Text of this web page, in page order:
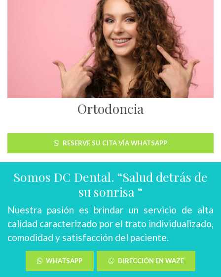
Ortodoncia
RESERVE SU CITA VÍA WHATSAPP
Somos DC Dental. “Salud detrás de
su sonrisa “
Nuestra pasión es brindar un servicio de alta
calidad caracterizado por el trato individualizado,
comodidad y satisfacción del paciente.
WHATSAPP DIRECCIÓN EN WAZE